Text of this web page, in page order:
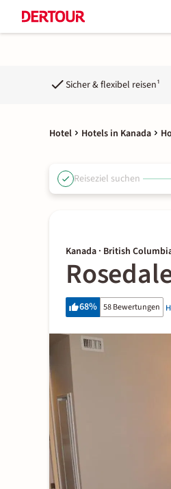
Sicher & flexibel reisen¹
Hotel Hotels in Kanada
Reiseziel suchen
Kanada · British
68% 58 Bewertungen